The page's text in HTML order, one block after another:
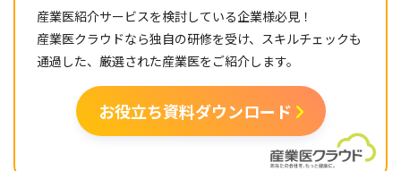
産業医紹介サービスを検討している企業様必見！
産業医クラウドなら独自の研修を受け、スキルチェックも
通過した、厳選された産業医をご紹介します。
お役立ち資料ダウンロード